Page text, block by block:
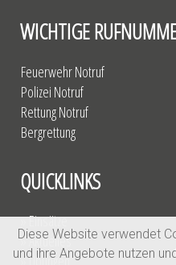
WICHTIGE
Feuerwehr Notruf
Polizei Notruf
Rettung Notruf
Bergrettung
QUICKLINKS
» Einsätze
» Aktuelles
» Übungen
Diese Website verwendet
und ihre Angebote nutzen